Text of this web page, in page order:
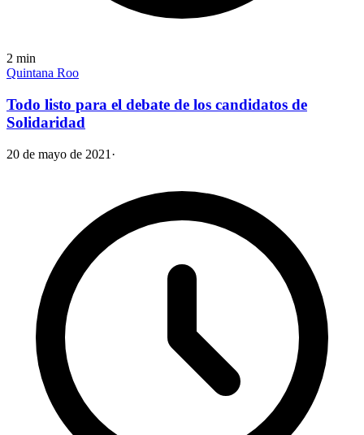
2 min
Quintana Roo
Todo listo para el debate de los candidatos de
Solidaridad
20 de mayo de 2021 ·